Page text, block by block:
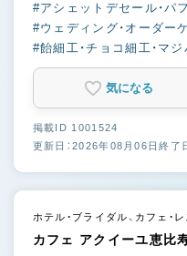
#アシェットデセール・パ
#ウェディング・オーダー
#飴細工・チョコ細工・マ
気になる
掲載ID 1001524
更新日：2026年08月06日終了
ホテル・ブライダル、カフェ・
カフェ アクイーユ恵比